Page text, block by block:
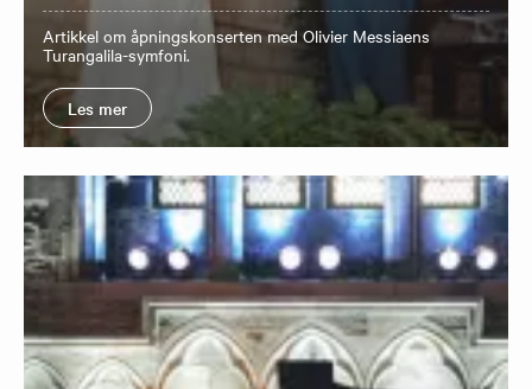
Artikkel om åpningskonserten med Olivier Messiaens
Turangalila-symfoni.
Les mer